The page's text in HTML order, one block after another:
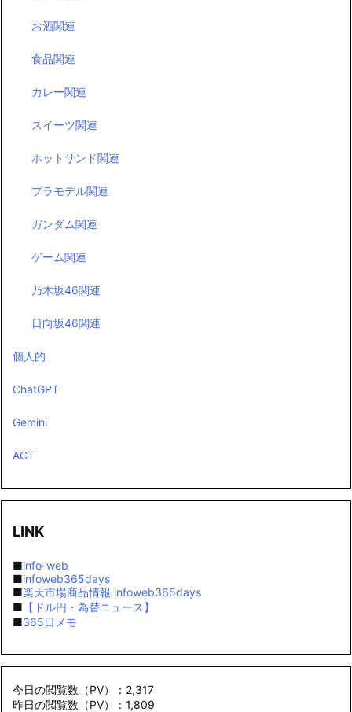
お酒関連
食品関連
カレー関連
スイーツ関連
ホットサンド関連
プラモデル関連
ガンダム関連
ゲーム関連
乃木坂46関連
日向坂46関連
個人的
ChatGPT
Gemini
ACT
LINK
■info-web
■infoweb365days
■楽天市場商品情報 infoweb365days
■ 【ドル円・為替ニュース】
■365日メモ
今日の閲覧数（PV）：2,317
昨日の閲覧数（PV）：1,809